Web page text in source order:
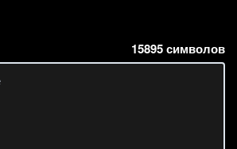
15895символов